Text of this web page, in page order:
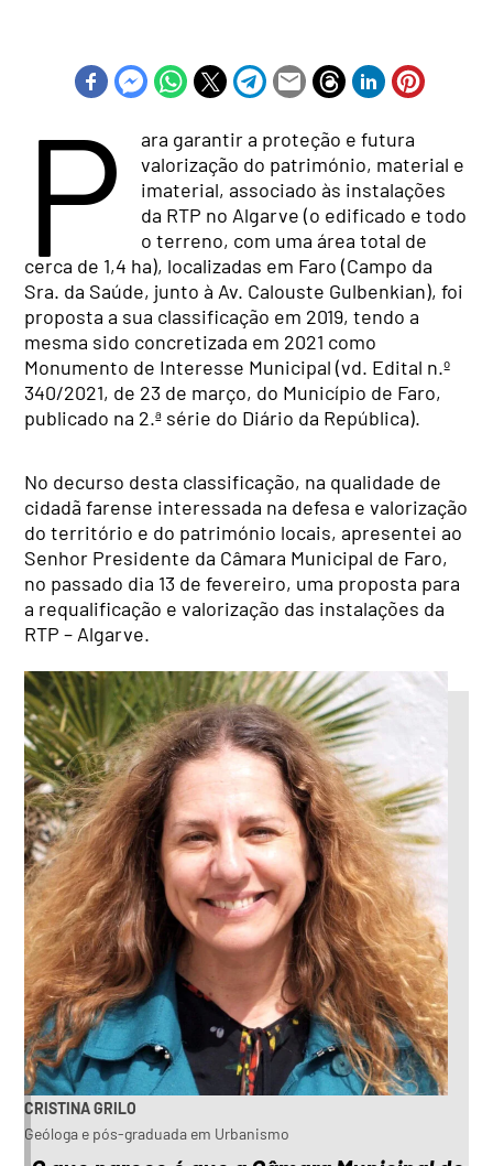
P
ara garantir a proteção e futura
valorização do património, material e
imaterial, associado às instalações
da RTP no Algarve (o edificado e todo
o terreno, com uma área total de
cerca de 1,4 ha), localizadas em Faro (Campo da
Sra. da Saúde, junto à Av. Calouste Gulbenkian), foi
proposta a sua classificação em 2019, tendo a
mesma sido concretizada em 2021 como
Monumento de Interesse Municipal (vd. Edital n.º
340/2021, de 23 de março, do Município de Faro,
publicado na 2.ª série do Diário da República).
No decurso desta classificação, na qualidade de
cidadã farense interessada na defesa e valorização
do território e do património locais, apresentei ao
Senhor Presidente da Câmara Municipal de Faro,
no passado dia 13 de fevereiro, uma proposta para
a requalificação e valorização das instalações da
RTP – Algarve.
CRISTINA GRILO
Geóloga e pós-graduada em Urbanismo